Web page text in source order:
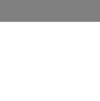
de grandes portions.